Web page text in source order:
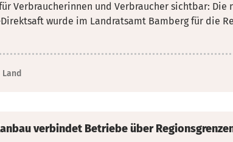
Verbraucherinnen und Verbraucher sichtbar: Die
wurde im Landratsamt Bamberg für die
verbindet Betriebe über